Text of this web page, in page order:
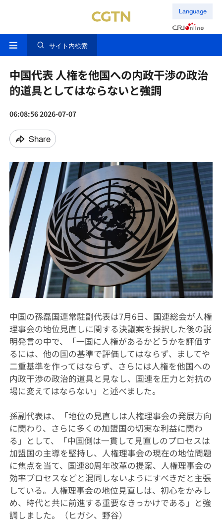
Language
サイト内検索
中国代表 人権を他国への内政干渉の政治
的道具としてはならないと強調
06:08:56 2026-07-07
Share
中国の孫磊国連常駐副代表は7月6日、国連総会が人権
理事会の地位見直しに関する決議案を採択した後の説
明発言の中で、「一国に人権があるかどうかを評価す
るには、他の国の基準で評価してはならず、ましてや
二重基準を作ってはならず、さらには人権を他国への
内政干渉の政治的道具と見なし、国連を圧力と対抗の
場に変えてはならない」と述べました。
孫副代表は、「地位の見直しは人権理事会の発展方向
に関わり、さらに多くの加盟国の切実な利益に関わ
る」として、「中国側は一貫して見直しのプロセスは
加盟国の主導を堅持し、人権理事会の現在の地位問題
に焦点を当て、国連80周年改革の提案、人権理事会の
効率プロセスなどと混同しないようにすべきだと主張
している。人権理事会の地位見直しは、初心をかみし
め、時代と共に前進する重要なきっかけである」と強
調しました。（ヒガシ、野谷）